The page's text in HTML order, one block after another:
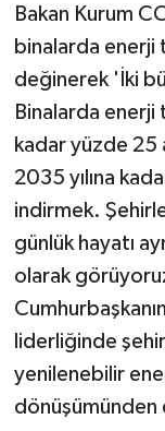
Bakan Kurum
binalarda enerji
değinerek 'İki
Binalarda enerji
kadar yüzde 25
2035 yılına
indirmek.
günlük hayatı
olarak
liderliğinde
yenilenebilir
dönüşümünden